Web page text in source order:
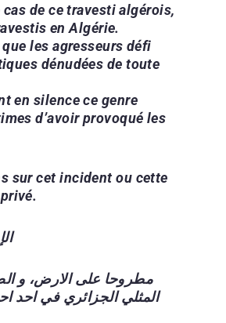
de ce travesti algérois,
en Algérie.
les agresseurs défi
dénudées de toute
en silence ce genre
d’avoir provoqué les
sur cet incident ou cette
مطروحا على الارض، و
المثلي الجزائري في احد